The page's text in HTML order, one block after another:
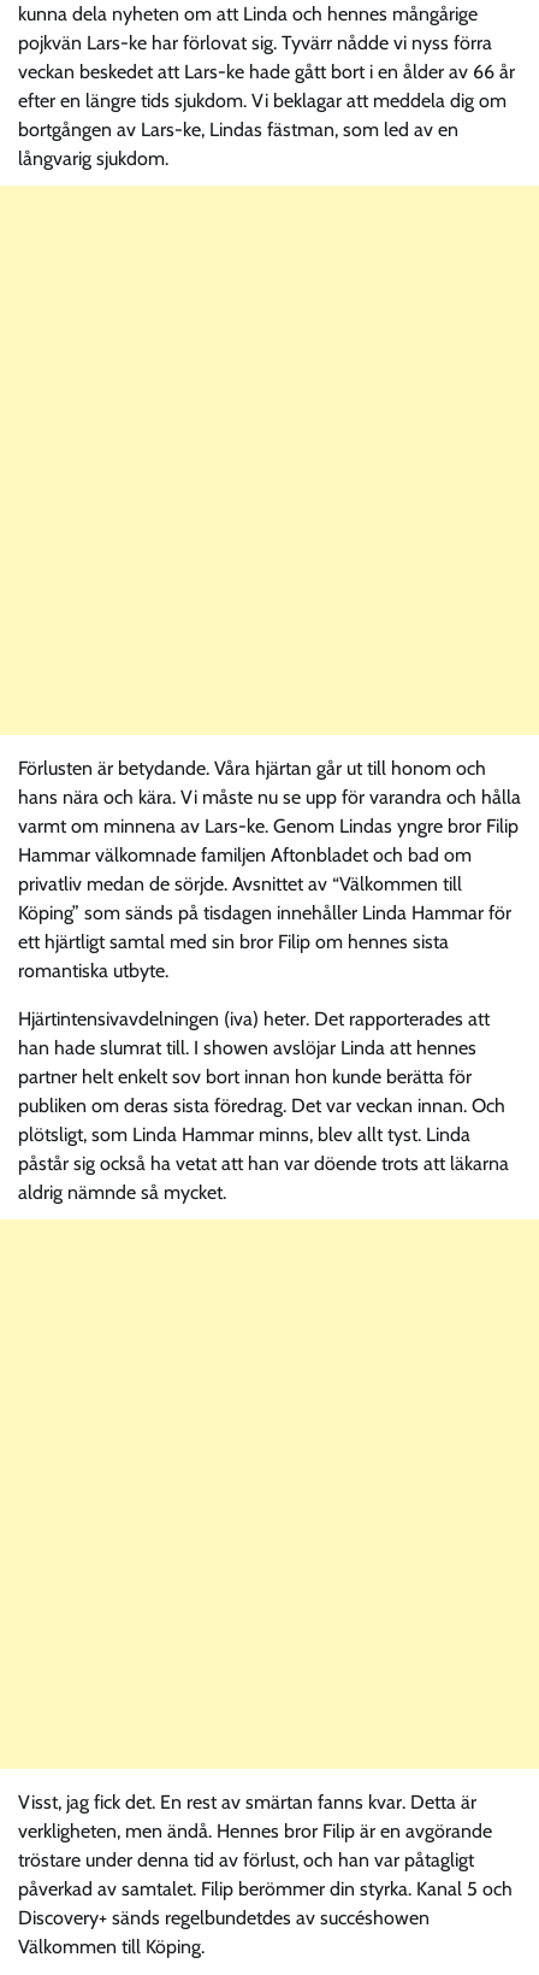
kunna dela nyheten om att Linda och hennes mångårige
pojkvän Lars-ke har förlovat sig. Tyvärr nådde vi nyss förra
veckan beskedet att Lars-ke hade gått bort i en ålder av 66 år
efter en längre tids sjukdom. Vi beklagar att meddela dig om
bortgången av Lars-ke, Lindas fästman, som led av en
långvarig sjukdom.
Förlusten är betydande. Våra hjärtan går ut till honom och
hans nära och kära. Vi måste nu se upp för varandra och hålla
varmt om minnena av Lars-ke. Genom Lindas yngre bror Filip
Hammar välkomnade familjen Aftonbladet och bad om
privatliv medan de sörjde. Avsnittet av “Välkommen till
Köping” som sänds på tisdagen innehåller Linda Hammar för
ett hjärtligt samtal med sin bror Filip om hennes sista
romantiska utbyte.
Hjärtintensivavdelningen (iva) heter. Det rapporterades att
han hade slumrat till. I showen avslöjar Linda att hennes
partner helt enkelt sov bort innan hon kunde berätta för
publiken om deras sista föredrag. Det var veckan innan. Och
plötsligt, som Linda Hammar minns, blev allt tyst. Linda
påstår sig också ha vetat att han var döende trots att läkarna
aldrig nämnde så mycket.
Visst, jag fick det. En rest av smärtan fanns kvar. Detta är
verkligheten, men ändå. Hennes bror Filip är en avgörande
tröstare under denna tid av förlust, och han var påtagligt
påverkad av samtalet. Filip berömmer din styrka. Kanal 5 och
Discovery+ sänds regelbundetdes av succéshowen
Välkommen till Köping.